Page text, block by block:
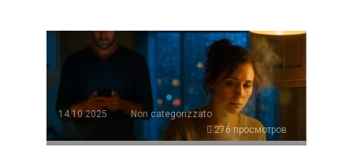
14.10.2025
Non categorizzato
276 просмотров